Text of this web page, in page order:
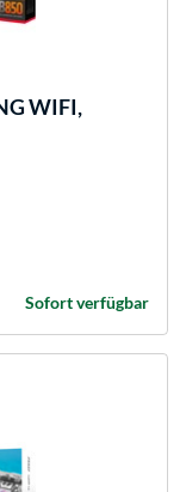
WIFI,
Sofort verfügbar